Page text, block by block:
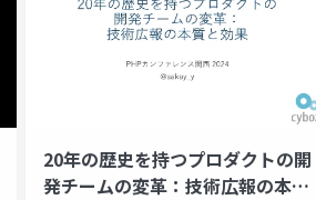
20年の歴史を持つプロダクトの開
発チームの変革：技術広報の本質